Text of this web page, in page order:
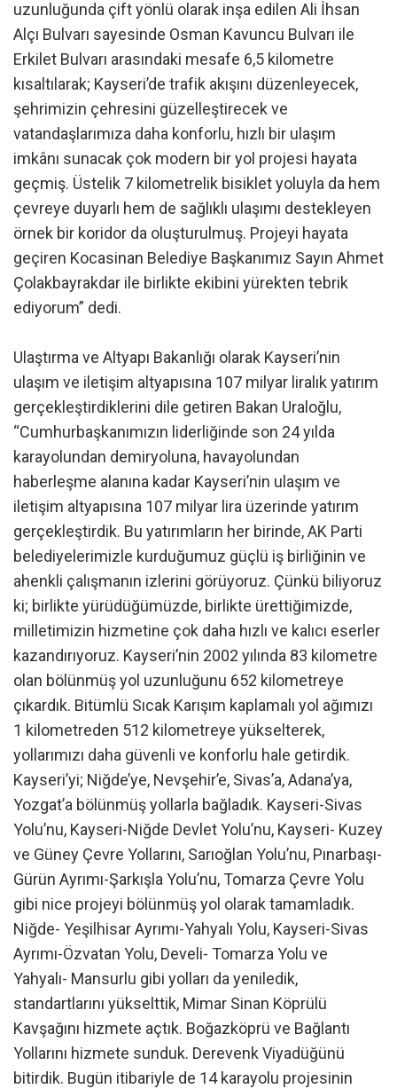
uzunluğunda çift yönlü olarak inşa edilen Ali İhsan
Alçı Bulvarı sayesinde Osman Kavuncu Bulvarı ile
Erkilet Bulvarı arasındaki mesafe 6,5 kilometre
kısaltılarak; Kayseri’de trafik akışını düzenleyecek,
şehrimizin çehresini güzelleştirecek ve
vatandaşlarımıza daha konforlu, hızlı bir ulaşım
imkânı sunacak çok modern bir yol projesi hayata
geçmiş. Üstelik 7 kilometrelik bisiklet yoluyla da hem
çevreye duyarlı hem de sağlıklı ulaşımı destekleyen
örnek bir koridor da oluşturulmuş. Projeyi hayata
geçiren Kocasinan Belediye Başkanımız Sayın Ahmet
Çolakbayrakdar ile birlikte ekibini yürekten tebrik
ediyorum” dedi.
Ulaştırma ve Altyapı Bakanlığı olarak Kayseri’nin
ulaşım ve iletişim altyapısına 107 milyar liralık yatırım
gerçekleştirdiklerini dile getiren Bakan Uraloğlu,
“Cumhurbaşkanımızın liderliğinde son 24 yılda
karayolundan demiryoluna, havayolundan
haberleşme alanına kadar Kayseri’nin ulaşım ve
iletişim altyapısına 107 milyar lira üzerinde yatırım
gerçekleştirdik. Bu yatırımların her birinde, AK Parti
belediyelerimizle kurduğumuz güçlü iş birliğinin ve
ahenkli çalışmanın izlerini görüyoruz. Çünkü biliyoruz
ki; birlikte yürüdüğümüzde, birlikte ürettiğimizde,
milletimizin hizmetine çok daha hızlı ve kalıcı eserler
kazandırıyoruz. Kayseri’nin 2002 yılında 83 kilometre
olan bölünmüş yol uzunluğunu 652 kilometreye
çıkardık. Bitümlü Sıcak Karışım kaplamalı yol ağımızı
1 kilometreden 512 kilometreye yükselterek,
yollarımızı daha güvenli ve konforlu hale getirdik.
Kayseri’yi; Niğde’ye, Nevşehir’e, Sivas’a, Adana’ya,
Yozgat’a bölünmüş yollarla bağladık. Kayseri-Sivas
Yolu’nu, Kayseri-Niğde Devlet Yolu’nu, Kayseri- Kuzey
ve Güney Çevre Yollarını, Sarıoğlan Yolu’nu, Pınarbaşı-
Gürün Ayrımı-Şarkışla Yolu’nu, Tomarza Çevre Yolu
gibi nice projeyi bölünmüş yol olarak tamamladık.
Niğde- Yeşilhisar Ayrımı-Yahyalı Yolu, Kayseri-Sivas
Ayrımı-Özvatan Yolu, Develi- Tomarza Yolu ve
Yahyalı- Mansurlu gibi yolları da yeniledik,
standartlarını yükselttik, Mimar Sinan Köprülü
Kavşağını hizmete açtık. Boğazköprü ve Bağlantı
Yollarını hizmete sunduk. Derevenk Viyadüğünü
bitirdik. Bugün itibariyle de 14 karayolu projesinin